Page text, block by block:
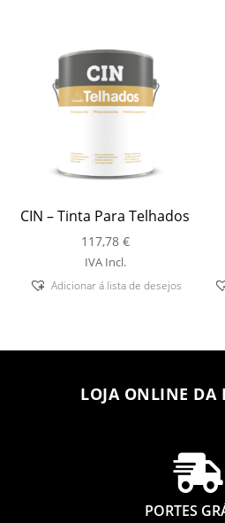
CIN – Tinta Para Telhados
117,78 €
IVA Incl.
Adicionar á lista de desejos
LOJA ONLINE DA

PORTES